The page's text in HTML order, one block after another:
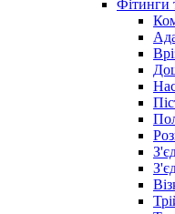
Фітинги